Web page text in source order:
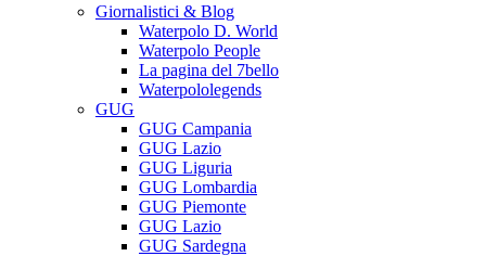
Giornalistici & Blog
Waterpolo D. World
Waterpolo People
La pagina del 7bello
Waterpololegends
GUG
GUG Campania
GUG Lazio
GUG Liguria
GUG Lombardia
GUG Piemonte
GUG Lazio
GUG Sardegna